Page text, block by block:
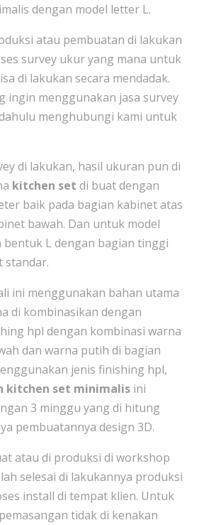
dengan model letter L.
atau pembuatan di lakukan
survey ukur yang mana untuk
di lakukan secara mendadak.
ingin menggunakan jasa survey
menghubungi kami untuk
di lakukan, hasil ukuran pun di
kitchen set di buat dengan
baik pada bagian kabinet atas
bawah. Dan untuk model
bentuk L dengan bagian tinggi
standar.
ini menggunakan bahan utama
di kombinasikan dengan
hpl dengan kombinasi warna
dan warna putih di bagian
jenis finishing hpl,
kitchen set minimalisini
3 minggu yang di hitung
pembuatannya design 3D.
atau di produksi di workshop
selesai di lakukannya produksi
install di tempat klien. Untuk
tidak di kenakan